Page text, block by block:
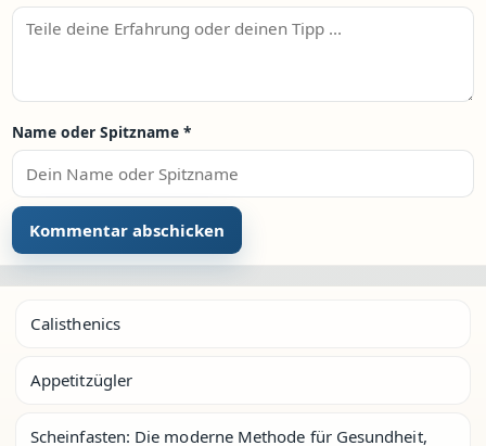
Name oder Spitzname *
Calisthenics
Appetitzügler
Scheinfasten: Die moderne Methode für Gesundheit,